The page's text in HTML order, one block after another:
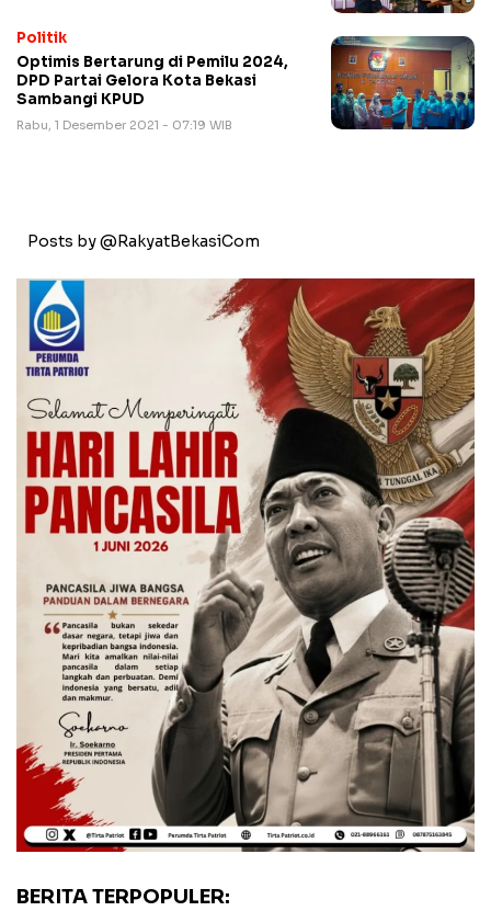
Politik
Optimis Bertarung di Pemilu 2024,
DPD Partai Gelora Kota Bekasi
Sambangi KPUD
Rabu, 1 Desember 2021 - 07:19 WIB
Posts by @RakyatBekasiCom
BERITA TERPOPULER: